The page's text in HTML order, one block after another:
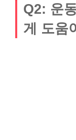
Q2: 운
게 도움